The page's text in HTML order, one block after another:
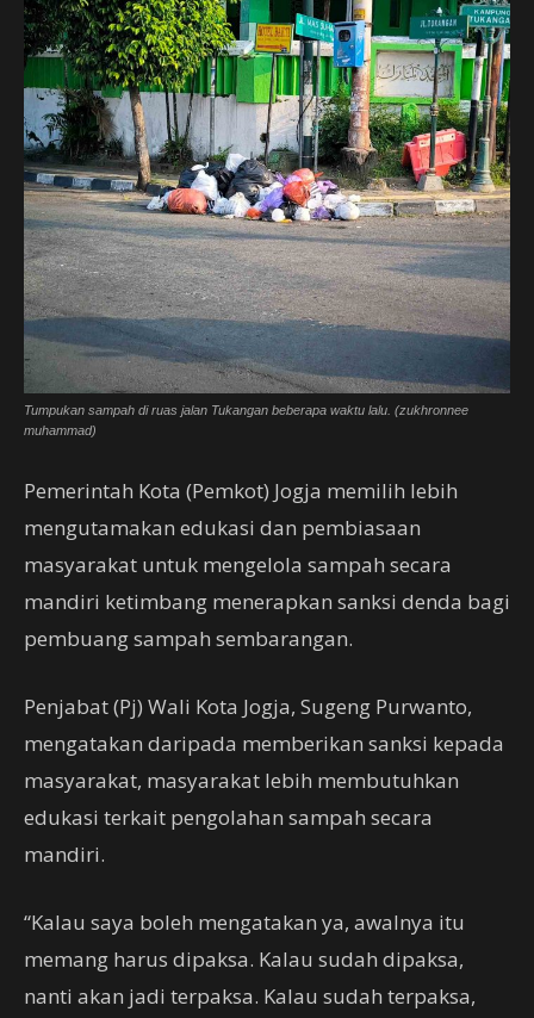
Tumpukan sampah di ruas jalan Tukangan beberapa waktu lalu. (zukhronnee
muhammad)
Pemerintah Kota (Pemkot) Jogja memilih lebih
mengutamakan edukasi dan pembiasaan
masyarakat untuk mengelola sampah secara
mandiri ketimbang menerapkan sanksi denda bagi
pembuang sampah sembarangan.
Penjabat (Pj) Wali Kota Jogja, Sugeng Purwanto,
mengatakan daripada memberikan sanksi kepada
masyarakat, masyarakat lebih membutuhkan
edukasi terkait pengolahan sampah secara
mandiri.
“Kalau saya boleh mengatakan ya, awalnya itu
memang harus dipaksa. Kalau sudah dipaksa,
nanti akan jadi terpaksa. Kalau sudah terpaksa,